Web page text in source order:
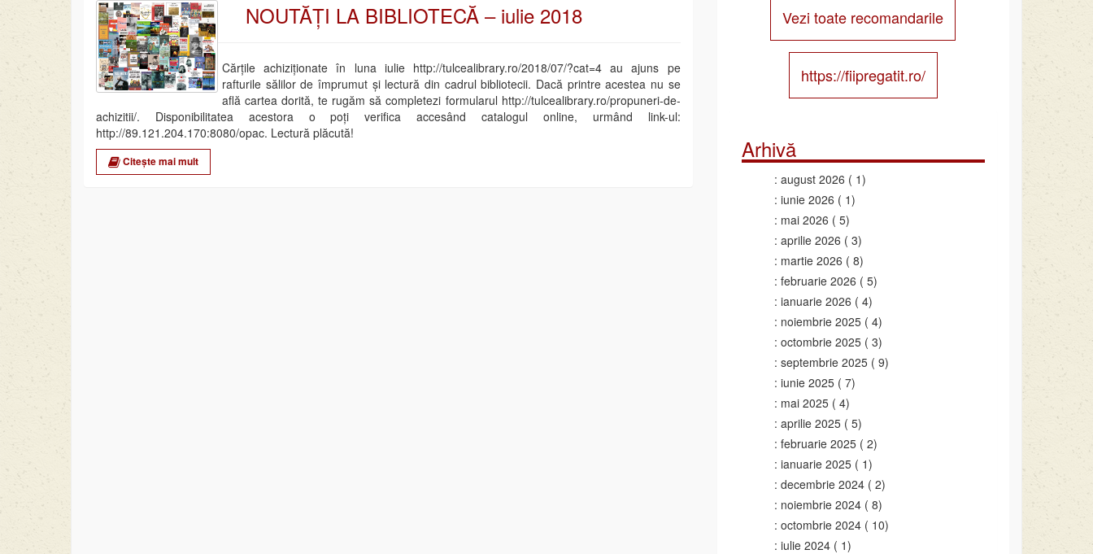
NOUTĂȚI LA BIBLIOTECĂ – iulie 2018
Cărțile achiziționate în luna iulie http://tulcealibrary.ro/2018/07/?cat=4 au ajuns pe
rafturile sălilor de împrumut și lectură din cadrul bibliotecii. Dacă printre acestea nu se
află cartea dorită, te rugăm să completezi formularul http://tulcealibrary.ro/propuneri-de-
achizitii/. Disponibilitatea acestora o poți verifica accesând catalogul online, urmând link-ul:
http://89.121.204.170:8080/opac. Lectură plăcută!
Citește mai mult
Vezi toate recomandarile
https://fiipregatit.ro/
Arhivă
august 2026 ( 1)
iunie 2026 ( 1)
mai 2026 ( 5)
aprilie 2026 ( 3)
martie 2026 ( 8)
februarie 2026 ( 5)
ianuarie 2026 ( 4)
noiembrie 2025( 4)
octombrie 2025( 3)
septembrie 2025( 9)
iunie 2025( 7)
mai 2025( 4)
aprilie 2025( 5)
februarie 2025( 2)
ianuarie 2025( 1)
decembrie 2024( 2)
noiembrie 2024( 8)
octombrie 2024( 10)
iulie 2024( 1)